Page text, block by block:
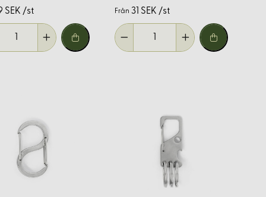
och företag. Vårt sortiment av karbinhakar är noggrant utvalt
karbinhakarna för ditt nästa projekt.
SEK /st Från 31 SEK /st